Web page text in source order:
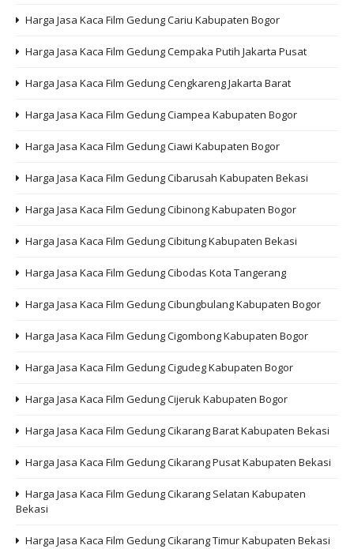
Harga Jasa Kaca Film Gedung Cariu Kabupaten Bogor
Harga Jasa Kaca Film Gedung Cempaka Putih Jakarta Pusat
Harga Jasa Kaca Film Gedung Cengkareng Jakarta Barat
Harga Jasa Kaca Film Gedung Ciampea Kabupaten Bogor
Harga Jasa Kaca Film Gedung Ciawi Kabupaten Bogor
Harga Jasa Kaca Film Gedung Cibarusah Kabupaten Bekasi
Harga Jasa Kaca Film Gedung Cibinong Kabupaten Bogor
Harga Jasa Kaca Film Gedung Cibitung Kabupaten Bekasi
Harga Jasa Kaca Film Gedung Cibodas Kota Tangerang
Harga Jasa Kaca Film Gedung Cibungbulang Kabupaten Bogor
Harga Jasa Kaca Film Gedung Cigombong Kabupaten Bogor
Harga Jasa Kaca Film Gedung Cigudeg Kabupaten Bogor
Harga Jasa Kaca Film Gedung Cijeruk Kabupaten Bogor
Harga Jasa Kaca Film Gedung Cikarang Barat Kabupaten Bekasi
Harga Jasa Kaca Film Gedung Cikarang Pusat Kabupaten Bekasi
Harga Jasa Kaca Film Gedung Cikarang Selatan Kabupaten
Bekasi
Harga Jasa Kaca Film Gedung Cikarang Timur Kabupaten Bekasi